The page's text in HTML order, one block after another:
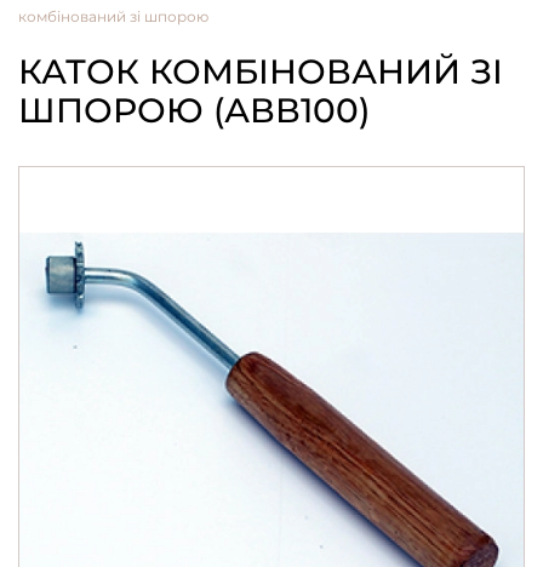
комбінований зі шпорою
КАТОК КОМБІНОВАНИЙ ЗІ
ШПОРОЮ (АВВ100)